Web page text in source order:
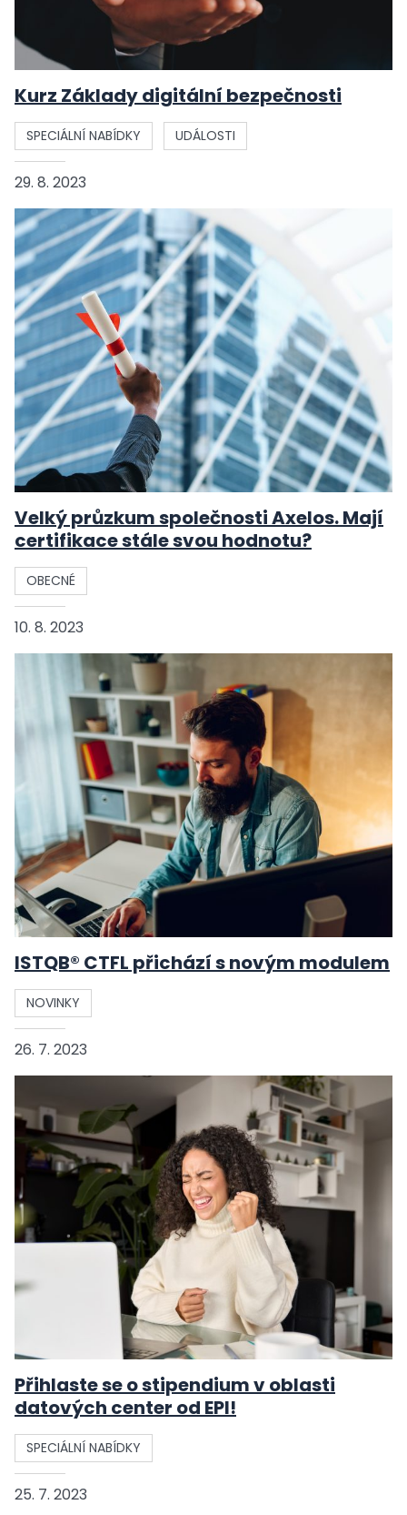
Kurz Základy digitální bezpečnosti
SPECIÁLNÍ NABÍDKY UDÁLOSTI
29. 8. 2023
Velký průzkum společnosti Axelos. Mají
certifikace stále svou hodnotu?
OBECNÉ
10. 8. 2023
ISTQB® CTFL přichází s novým modulem
NOVINKY
26. 7. 2023
Přihlaste se o stipendium v oblasti
datových center od EPI!
SPECIÁLNÍ NABÍDKY
25. 7. 2023